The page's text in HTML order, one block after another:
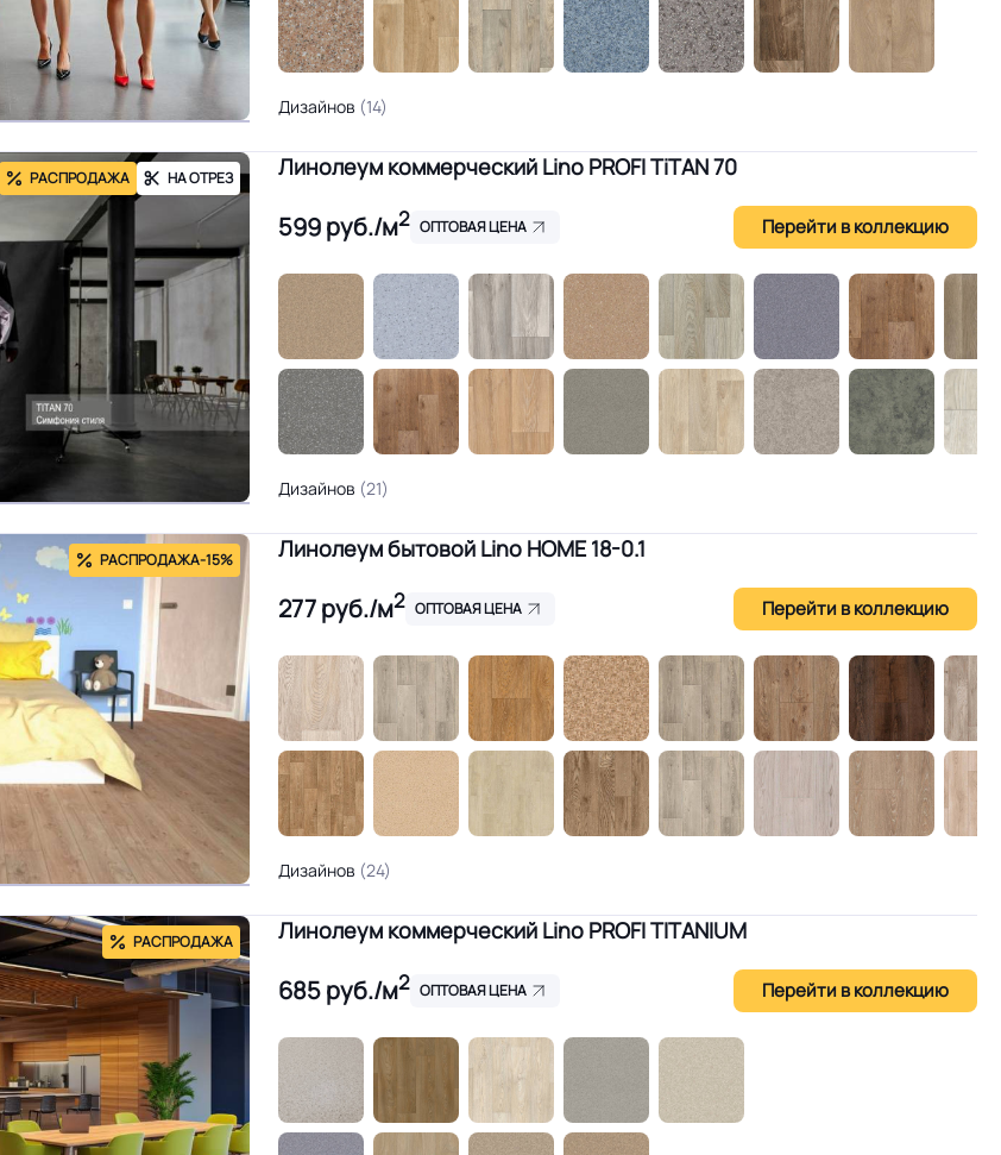
Дизайнов (14)
РАСПРОДАЖА НА ОТРЕЗ Линолеум коммерческий Lino PROFI TiTAN 70
599руб./м2 ОПТОВАЯ ЦЕНА Перейти в коллекцию
Дизайнов (21)
РАСПРОДАЖА-15% Линолеум бытовой Lino HOME 18-0.1
277руб./м2 ОПТОВАЯ ЦЕНА Перейти в коллекцию
Дизайнов (24)
РАСПРОДАЖА Линолеум коммерческий Lino PROFI TITANIUM
685руб./м2 ОПТОВАЯ ЦЕНА Перейти в коллекцию